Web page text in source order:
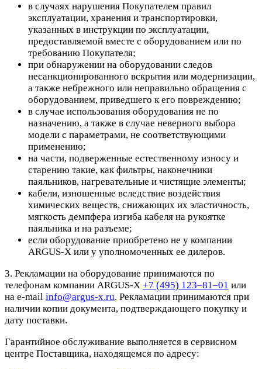
в случаях нарушения Покупателем правил
эксплуатации, хранения и транспортировки,
указанных в инструкции по эксплуатации,
предоставляемой вместе с оборудованием или по
требованию Покупателя;
при обнаружении на оборудовании следов
несанкционированного вскрытия или модернизации,
а также небрежного или неправильно обращения с
оборудованием, приведшего к его повреждению;
в случае использования оборудования не по
назначению, а также в случае неверного выбора
модели с параметрами, не соответствующими
применению;
на части, подверженные естественному износу и
старению такие, как фильтры, наконечники
паяльников, нагревательные и чистящие элементы;
кабели, изношенные вследствие воздействия
химических веществ, снижающих их эластичность,
мягкость демпфера изгиба кабеля на рукоятке
паяльника и на разъеме;
если оборудование приобретено не у компании
ARGUS-X или у уполномоченных ее дилеров.
3. Рекламации на оборудование принимаются по
телефонам компании ARGUS-X +7 (495) 123–81–01 или
на e-mail info@argus-x.ru. Рекламации принимаются при
наличии копии документа, подтверждающего покупку и
дату поставки.
Гарантийное обслуживание выполняется в сервисном
центре Поставщика, находящемся по адресу: